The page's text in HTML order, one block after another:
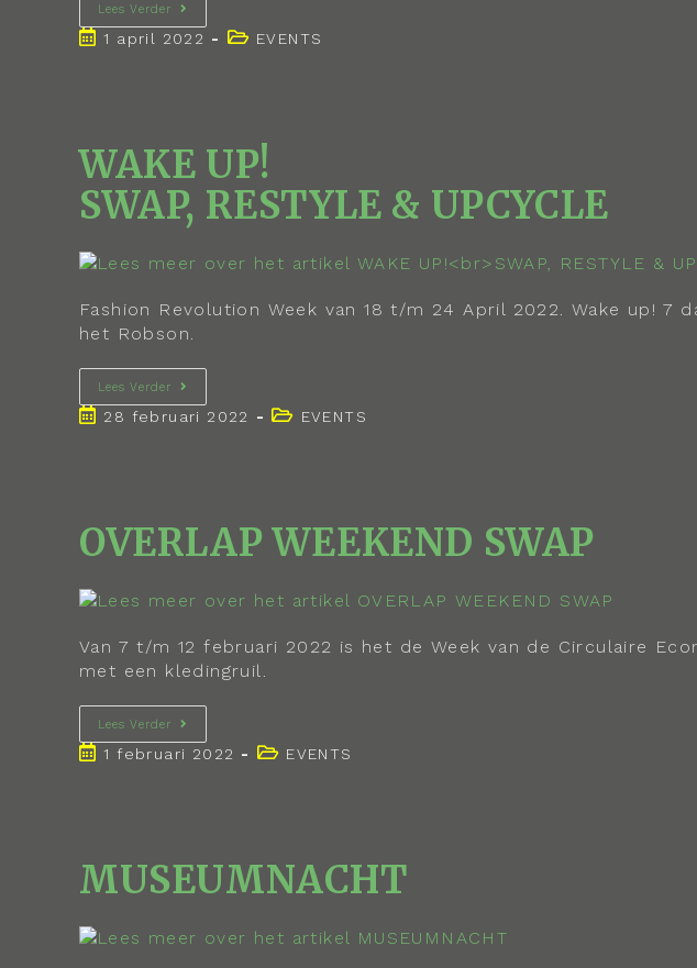
Lees Verder
1 april 2022 EVENTS
WAKE UP!
SWAP, RESTYLE & UPCYCLE
Fashion Revolution Week van 18 t/m 24 April 2022. Wake up!
het Robson.
Lees Verder
28 februari 2022 EVENTS
OVERLAP WEEKEND SWAP​
Van 7 t/m 12 februari 2022 is het de Week van de Circulaire
met een kledingruil.
Lees Verder
1 februari 2022 EVENTS
MUSEUMNACHT